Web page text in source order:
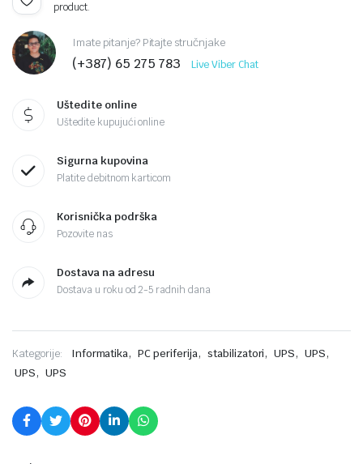
product.
Imate pitanje? Pitajte stručnjake
(+387) 65 275 783 Live Viber Chat
Uštedite online
Uštedite kupujući online
Sigurna kupovina
Platite debitnom karticom
Korisnička podrška
Pozovite nas
Dostava na adresu
Dostava u roku od 2-5 radnih dana
Kategorije: Informatika, PC periferija, stabilizatori, UPS, UPS,
UPS, UPS